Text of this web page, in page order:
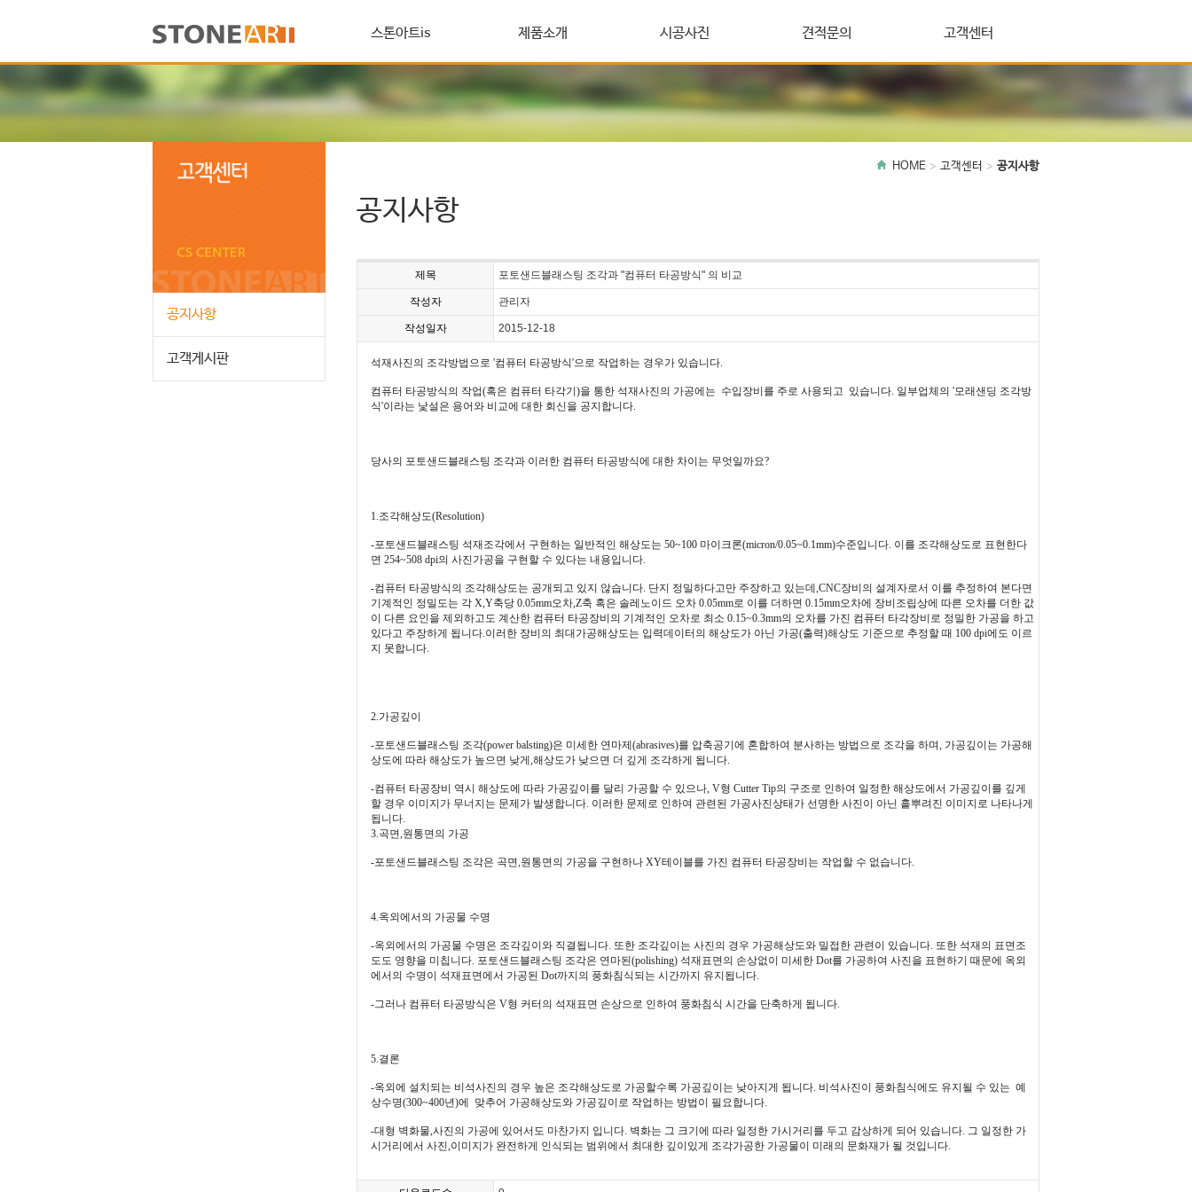
스톤아트is 제품소개 시공사진 견적문의 고객센터
공지사항
고객게시판
HOME 고객센터 공지사항
공지사항
제목 포토샌드블래스팅 조각과 "컴퓨터 타공방식" 의 비교
작성자 관리자
작성일자 2015-12-18
석재사진의 조각방법으로 '컴퓨터 타공방식'으로 작업하는 경우가 있습니다.
컴퓨터 타공방식의 작업(혹은 컴퓨터 타각기)을 통한 석재사진의 가공에는 수입장비를 주로 사용되고 있습니다. 일부업체의 '모래샌딩 조각방
식'이라는 낯설은 용어와 비교에 대한 회신을 공지합니다.
당사의 포토샌드블래스팅 조각과 이러한 컴퓨터 타공방식에 대한 차이는 무엇일까요?
1.조각해상도(Resolution)
-포토샌드블래스팅 석재조각에서 구현하는 일반적인 해상도는 50~100 마이크론(micron/0.05~0.1mm)수준입니다. 이를 조각해상도로 표현한다
면 254~508 dpi의 사진가공을 구현할 수 있다는 내용입니다.
-컴퓨터 타공방식의 조각해상도는 공개되고 있지 않습니다. 단지 정밀하다고만 주장하고 있는데,CNC장비의 설계자로서 이를 추정하여 본다면
기계적인 정밀도는 각 X,Y축당 0.05mm오차,Z축 혹은 솔레노이드 오차 0.05mm로 이를 더하면 0.15mm오차에 장비조립상에 따른 오차를 더한 값
이 다른 요인을 제외하고도 계산한 컴퓨터 타공장비의 기계적인 오차로 최소 0.15~0.3mm의 오차를 가진 컴퓨터 타각장비로 정밀한 가공을 하고
있다고 주장하게 됩니다.이러한 장비의 최대가공해상도는 입력데이터의 해상도가 아닌 가공(출력)해상도 기준으로 추정할 때 100 dpi에도 이르
지 못합니다.
2.가공깊이
-포토샌드블래스팅 조각(power balsting)은 미세한 연마제(abrasives)를 압축공기에 혼합하여 분사하는 방법으로 조각을 하며, 가공깊이는 가공해
상도에 따라 해상도가 높으면 낮게,해상도가 낮으면 더 깊게 조각하게 됩니다.
-컴퓨터 타공장비 역시 해상도에 따라 가공깊이를 달리 가공할 수 있으나, V형 Cutter Tip의 구조로 인하여 일정한 해상도에서 가공깊이를 깊게
할 경우 이미지가 무너지는 문제가 발생합니다. 이러한 문제로 인하여 관련된 가공사진상태가 선명한 사진이 아닌 흩뿌려진 이미지로 나타나게
됩니다.
3.곡면,원통면의 가공
-포토샌드블래스팅 조각은 곡면,원통면의 가공을 구현하나 XY테이블를 가진 컴퓨터 타공장비는 작업할 수 없습니다.
4.옥외에서의 가공물 수명
-옥외에서의 가공물 수명은 조각깊이와 직결됩니다. 또한 조각깊이는 사진의 경우 가공해상도와 밀접한 관련이 있습니다. 또한 석재의 표면조
도도 영향을 미칩니다. 포토샌드블래스팅 조각은 연마된(polishing) 석재표면의 손상없이 미세한 Dot를 가공하여 사진을 표현하기 때문에 옥외
에서의 수명이 석재표면에서 가공된 Dot까지의 풍화침식되는 시간까지 유지됩니다.
-그러나 컴퓨터 타공방식은 V형 커터의 석재표면 손상으로 인하여 풍화침식 시간을 단축하게 됩니다.
5.결론
-옥외에 설치되는 비석사진의 경우 높은 조각해상도로 가공할수록 가공깊이는 낮아지게 됩니다. 비석사진이 풍화침식에도 유지될 수 있는 예
상수명(300~400년)에 맞추어 가공해상도와 가공깊이로 작업하는 방법이 필요합니다.
-대형 벽화물,사진의 가공에 있어서도 마찬가지 입니다. 벽화는 그 크기에 따라 일정한 가시거리를 두고 감상하게 되어 있습니다. 그 일정한 가
시거리에서 사진,이미지가 완전하게 인식되는 범위에서 최대한 깊이있게 조각가공한 가공물이 미래의 문화재가 될 것입니다.